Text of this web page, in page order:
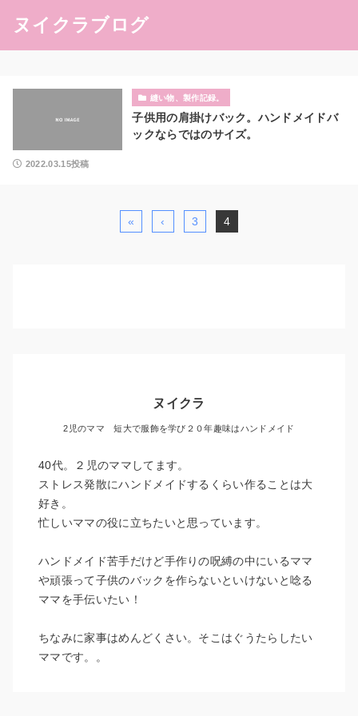
ヌイクラブログ
縫い物、製作記録。
子供用の肩掛けバック。ハンドメイドバ
ックならではのサイズ。
2022.03.15投稿
« ‹ 3 4
ヌイクラ
2児のママ 短大で服飾を学び２０年趣味はハンドメイド
40代。２児のママしてます。
ストレス発散にハンドメイドするくらい作ることは大
好き。
忙しいママの役に立ちたいと思っています。
ハンドメイド苦手だけど手作りの呪縛の中にいるママ
や頑張って子供のバックを作らないといけないと唸る
ママを手伝いたい！
ちなみに家事はめんどくさい。そこはぐうたらしたい
ママです。。